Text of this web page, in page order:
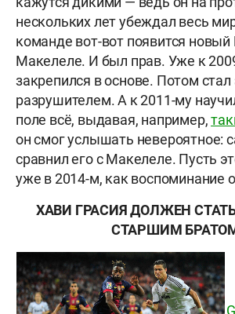
нескольких лет убеждал весь
команде вот-вот появится новый
Макелеле. И был прав. Уже к
закрепился в основе. Потом
разрушителем. А к 2011-му
поле всё, выдавая, например,
он смог услышать невероятное:
сравнил его с Макелеле. Пусть
уже в 2014-м, как воспоминание
ХАВИ ГРАСИЯ ДОЛЖЕН
СТАРШИМ